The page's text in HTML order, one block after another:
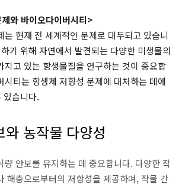
와 바이오다이버시티>
는 현재 전 세계적인 문제로 대두되고 있습니
기 위해 자연에서 발견되는 다양한 미생물의
지고 있는 항생물질을 연구하는 것이 중요합
시티는 항생제 저항성 문제에 대처하는 데에
있습니다.
농작물 다양성
량 안보를 유지하는 데 중요합니다. 다양한 작
해충으로부터의 저항성을 제공하며, 작물 간